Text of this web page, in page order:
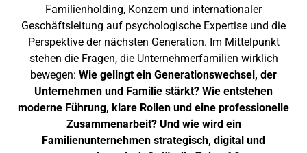
Familienholding, Konzern und internationaler
Geschäftsleitung auf psychologische Expertise und die
Perspektive der nächsten Generation. Im Mittelpunkt
stehen die Fragen, die Unternehmerfamilien wirklich
bewegen: Wie gelingt ein Generationswechsel, der
Unternehmen und Familie stärkt? Wie entstehen
moderne Führung, klare Rollen und eine professionelle
Zusammenarbeit? Und wie wird ein
Familienunternehmen strategisch, digital und